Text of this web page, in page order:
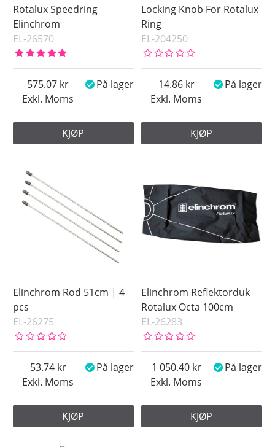
Rotalux Speedring
Elinchrom
EL-26570
Exkl. Moms
575.07 På lager
KJØP
Locking Knob For Rotalux
Ring
EL-204250
Exkl. Moms
14.86 På lager
KJØP
Elinchrom Rod 51cm | 4
pcs
EL-26275
Exkl. Moms
53.74 På lager
KJØP
Elinchrom Reflektorduk
Rotalux Octa 100cm
EL-26283
Exkl. Moms
1 050.40 På lager
KJØP